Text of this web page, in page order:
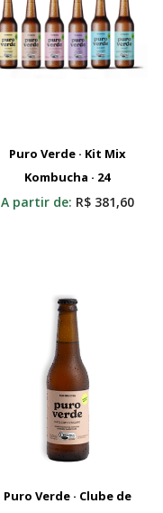
Adicionar Ao Carrinho
Puro Verde · Kit Mix
Kombucha · 24
A partir de: R$381,60
Puro Verde · Clube de